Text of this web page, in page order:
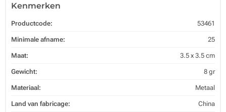
Kenmerken
Productcode: 53461
Minimale afname: 25
Maat: 3.5 x 3.5 cm
Gewicht: 8 gr
Materiaal: Metaal
Land van fabricage: China